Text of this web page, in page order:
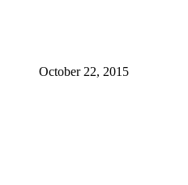
October 22, 2015